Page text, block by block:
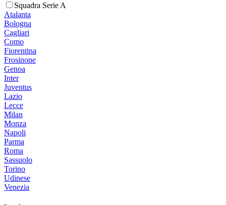
Squadra Serie A
Atalanta
Bologna
Cagliari
Como
Fiorentina
Frosinone
Genoa
Inter
Juventus
Lazio
Lecce
Milan
Monza
Napoli
Parma
Roma
Sassuolo
Torino
Udinese
Venezia